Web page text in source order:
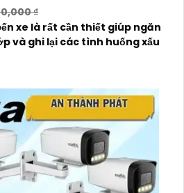
₫
xe là rất cần thiết giúp ngăn
và ghi lại các tình huống xấu